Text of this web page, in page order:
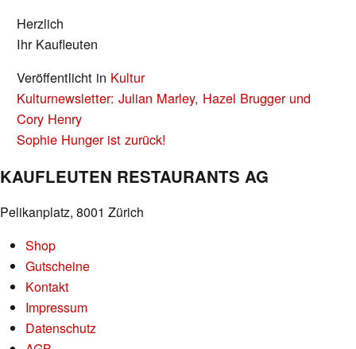
Herzlich
Ihr Kaufleuten
Veröffentlicht in Kultur
BEITRAGS-
NAVIGATION
Kulturnewsletter: Julian Marley, Hazel Brugger und
Cory Henry
Sophie Hunger ist zurück!
KAUFLEUTEN RESTAURANTS AG
Pelikanplatz, 8001 Zürich
Shop
Gutscheine
Kontakt
Impressum
Datenschutz